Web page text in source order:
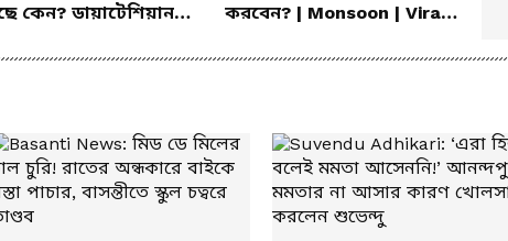
কেন? ডায়াটেশিয়ান
করবেন? | Monsoon | Vira